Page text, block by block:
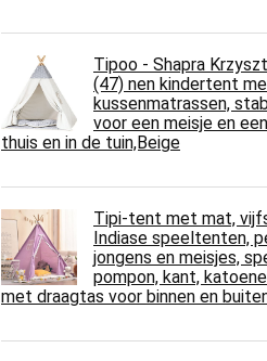
Tipoo - Shapra
(47) nen kindertent
kussenmatrassen,
voor een meisje en
thuis en in de tuin,Beige
Tipi-tent met mat,
Indiase speeltenten,
jongens en meisjes,
pompon, kant,
met draagtas voor binnen en